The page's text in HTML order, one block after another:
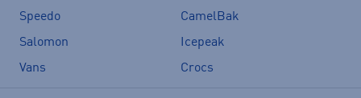
Speedo
CamelBak
Salomon
Icepeak
Vans
Crocs